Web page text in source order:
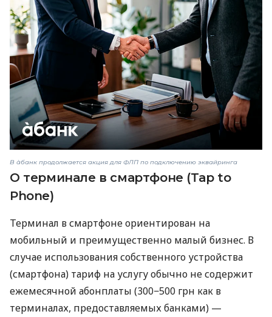
В àбанк продолжается акция для ФЛП по подключению эквайринга
О терминале в смартфоне (Tap to
Phone)
Терминал в смартфоне ориентирован на
мобильный и преимущественно малый бизнес. В
случае использования собственного устройства
(смартфона) тариф на услугу обычно не содержит
ежемесячной абонплаты (300−500 грн как в
терминалах, предоставляемых банками) —